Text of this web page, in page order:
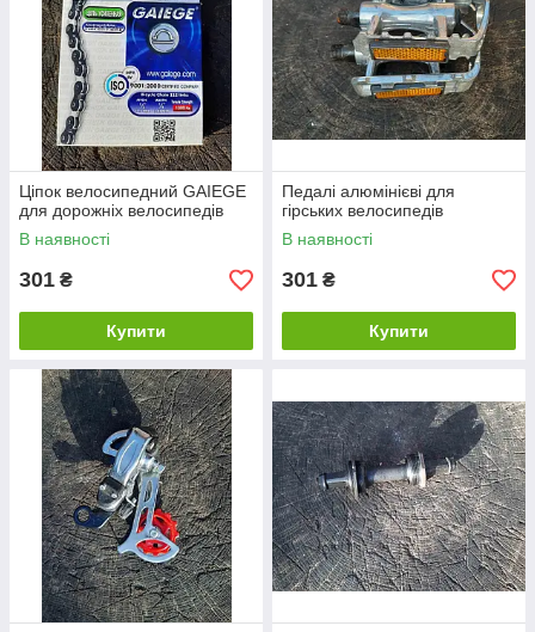
Ціпок велосипедний GAIEGE
для дорожніх велосипедів
В наявності
301 ₴
Купити
Педалі алюмінієві для
гірських велосипедів
В наявності
301 ₴
Купити